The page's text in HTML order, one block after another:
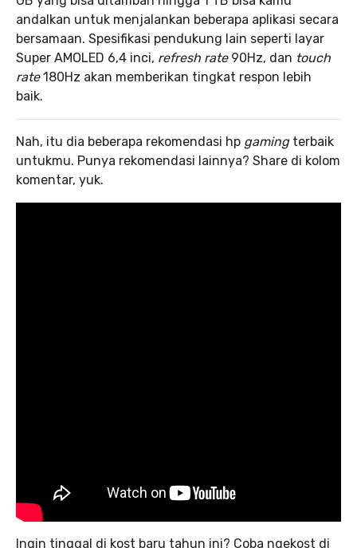
andalkan untuk menjalankan beberapa aplikasi secara
bersamaan. Spesifikasi pendukung lain seperti layar
Super AMOLED 6,4 inci, refresh rate 90Hz, dan touch
rate180Hz akan memberikan tingkat respon lebih
baik.
Nah, itu dia beberapa rekomendasi hp gamingterbaik
untukmu. Punya rekomendasi lainnya? Share di kolom
komentar, yuk.
Ingin tinggal di kost baru tahun ini? Coba ngekost di